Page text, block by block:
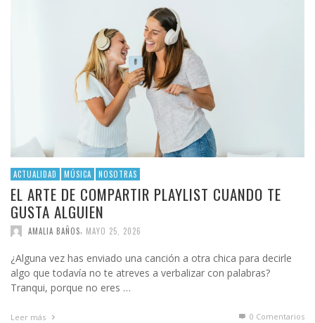
ACTUALIDAD MÚSICA NOSOTRAS
EL ARTE DE COMPARTIR PLAYLIST CUANDO TE
GUSTA ALGUIEN
AMALIA BAÑOS MAYO 25, 2026
¿Alguna vez has enviado una canción a otra chica para decirle
algo que todavía no te atreves a verbalizar con palabras?
Tranqui, porque no eres …
Leer más 0 Comentarios